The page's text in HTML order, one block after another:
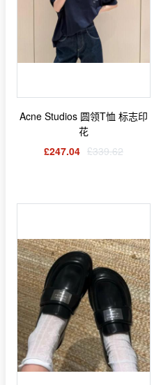
Acne Studios 圆领T恤 标志印
花
£247.04 £339.62